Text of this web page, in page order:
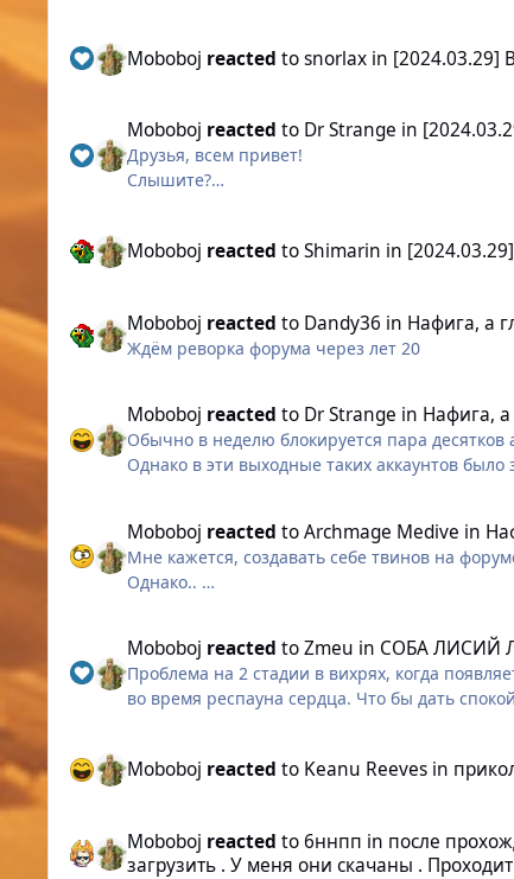
Moboboj reacted tosnorlax in [2024.03.29]
Moboboj reacted to Dr Strange in
Друзья, всем привет!
Слышите?
Наверняка ваши пути уже пересекались - на
ваши вопросы, делится рецептами,
Всем приготовиться! Мы отправляемся в
P.S. В качестве бонуса все желающие могут
Moboboj reacted toShimarin in
Moboboj reacted to Dandy36 in Нафига, а
Ждём реворка форума через лет 20
Moboboj reacted to Dr Strange in Нафига,
Обычно в неделю блокируется пара
Однако в эти выходные таких аккаунтов
Moboboj reacted toArchmage Medive in
Мне кажется, создавать себе твинов на
Однако..
Moboboj reacted toZmeu in СОБА ЛИСИЙ
Проблема на 2 стадии в вихрях, когда
во время респауна сердца. Что бы дать
Moboboj reacted to Keanu Reeves in
Moboboj reacted to6ннпп in после
загрузить . У меня они скачаны .